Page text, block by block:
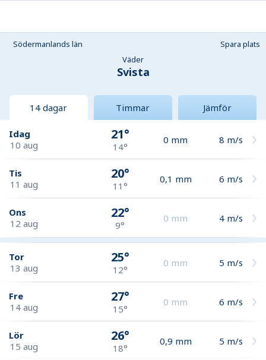
Södermanlands län
Spara plats
Väder
Svista
14 dagar Timmar Jämför
Idag
10 aug
21°
14°
0 mm 8 m/s
Tis
11 aug
20°
11°
0,1 mm 6 m/s
Ons
12 aug
22°
9°
0 mm 4 m/s
Tor
13 aug
25°
12°
0 mm 5 m/s
Fre
14 aug
27°
15°
0 mm 6 m/s
Lör
15 aug
26°
18°
0,9 mm 5 m/s